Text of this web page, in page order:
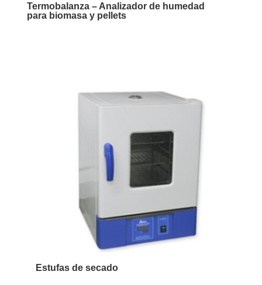
Termobalanza – Analizador de humedad
para biomasa y pellets
Estufas de secado